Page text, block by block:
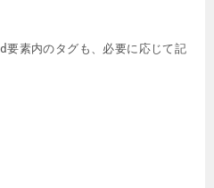
素内のタグも、必要に応じて記